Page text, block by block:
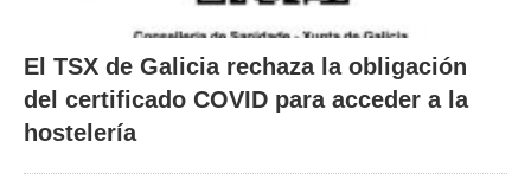
El TSX de Galicia rechaza la obligación
del certificado COVID para acceder a la
hostelería